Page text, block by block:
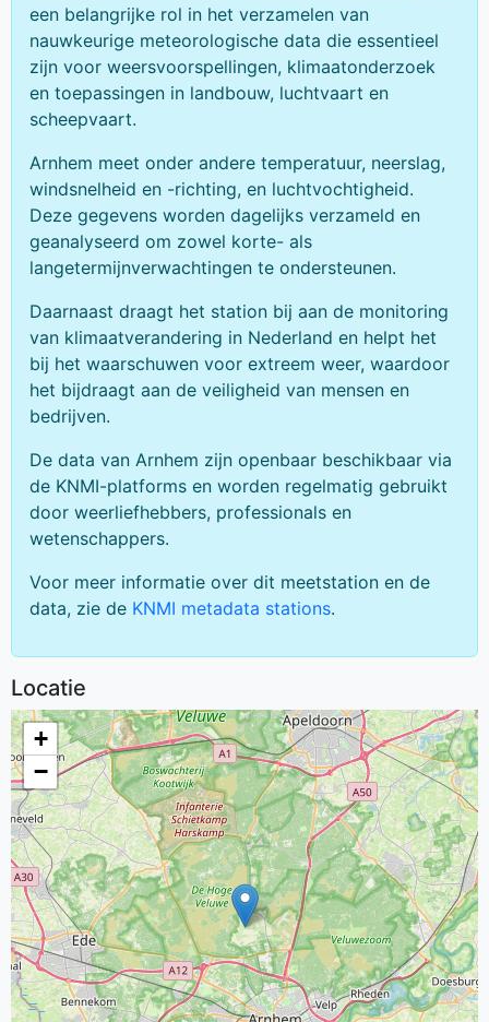
een belangrijke rol in het verzamelen van
nauwkeurige meteorologische data die essentieel
zijn voor weersvoorspellingen, klimaatonderzoek
en toepassingen in landbouw, luchtvaart en
scheepvaart.
Arnhem meet onder andere temperatuur, neerslag,
windsnelheid en -richting, en luchtvochtigheid.
Deze gegevens worden dagelijks verzameld en
geanalyseerd om zowel korte- als
langetermijnverwachtingen te ondersteunen.
Daarnaast draagt het station bij aan de monitoring
van klimaatverandering in Nederland en helpt het
bij het waarschuwen voor extreem weer, waardoor
het bijdraagt aan de veiligheid van mensen en
bedrijven.
De data van Arnhem zijn openbaar beschikbaar via
de KNMI-platforms en worden regelmatig gebruikt
door weerliefhebbers, professionals en
wetenschappers.
Voor meer informatie over dit meetstation en de
data, zie de KNMI metadata stations.
Locatie
+
−